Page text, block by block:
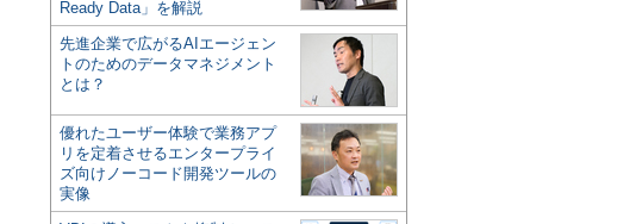
Ready Data」を解説
先進企業で広がるAIエージェン
トのためのデータマネジメント
とは？
優れたユーザー体験で業務アプ
リを定着させるエンタープライ
ズ向けノーコード開発ツールの
実像